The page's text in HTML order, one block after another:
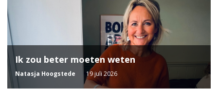
Ik zou beter moeten weten
Natasja Hoogstede 19 juli 2026